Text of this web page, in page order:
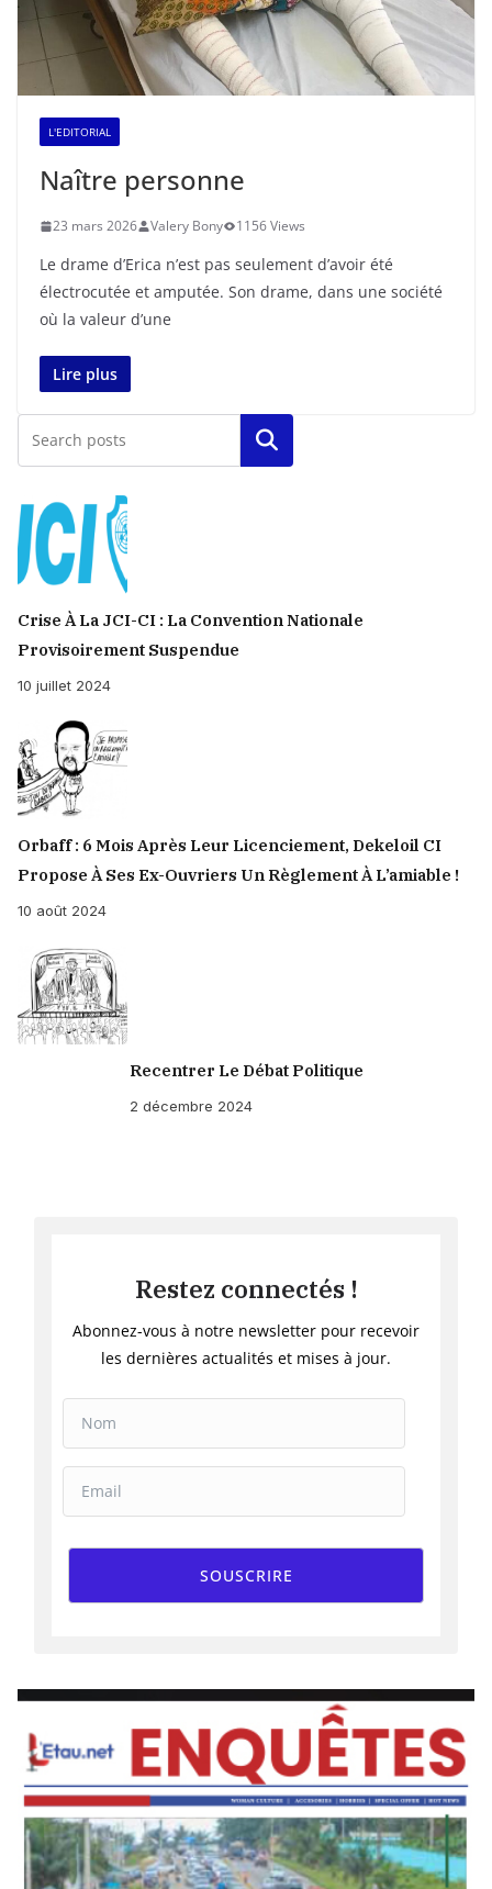
L'EDITORIAL
Naître personne
23 mars 2026 Valery Bony 1156 Views
Le drame d’Erica n’est pas seulement d’avoir été
électrocutée et amputée. Son drame, dans une société
où la valeur d’une
Lire plus
Rechercher
Crise À La JCI-CI : La Convention Nationale
Provisoirement Suspendue
10 juillet 2024
Orbaff : 6 Mois Après Leur Licenciement, Dekeloil CI
Propose À Ses Ex-Ouvriers Un Règlement À L’amiable !
10 août 2024
Recentrer Le Débat Politique
2 décembre 2024
Restez connectés !
Abonnez-vous à notre newsletter pour recevoir
les dernières actualités et mises à jour.
SOUSCRIRE